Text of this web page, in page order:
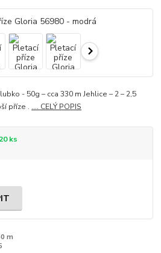
- 50g – cca 330 m Jehlice – 2 – 2,5
příze . .... CELÝ POPIS
ks
m